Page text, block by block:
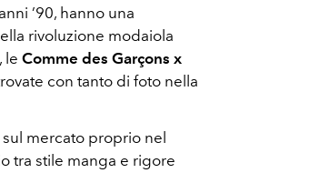
’90, hanno una
rivoluzione modaiola
, le Comme des Garçons x
con tanto di foto nella
sul mercato proprio nel
tra stile manga e rigore